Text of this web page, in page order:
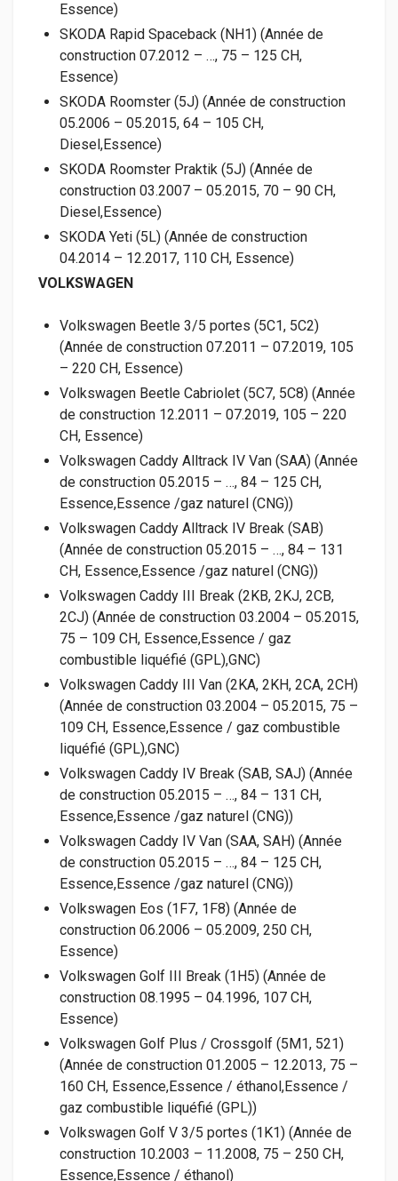
Essence)
SKODA Rapid Spaceback (NH1) (Année de
construction 07.2012 – …, 75 – 125 CH,
Essence)
SKODA Roomster (5J) (Année de construction
05.2006 – 05.2015, 64 – 105 CH,
Diesel,Essence)
SKODA Roomster Praktik (5J) (Année de
construction 03.2007 – 05.2015, 70 – 90 CH,
Diesel,Essence)
SKODA Yeti (5L) (Année de construction
04.2014 – 12.2017, 110 CH, Essence)
VOLKSWAGEN
Volkswagen Beetle 3/5 portes (5C1, 5C2)
(Année de construction 07.2011 – 07.2019, 105
– 220 CH, Essence)
Volkswagen Beetle Cabriolet (5C7, 5C8) (Année
de construction 12.2011 – 07.2019, 105 – 220
CH, Essence)
Volkswagen Caddy Alltrack IV Van (SAA) (Année
de construction 05.2015 – …, 84 – 125 CH,
Essence,Essence /gaz naturel (CNG))
Volkswagen Caddy Alltrack IV Break (SAB)
(Année de construction 05.2015 – …, 84 – 131
CH, Essence,Essence /gaz naturel (CNG))
Volkswagen Caddy III Break (2KB, 2KJ, 2CB,
2CJ) (Année de construction 03.2004 – 05.2015,
75 – 109 CH, Essence,Essence / gaz
combustible liquéfié (GPL),GNC)
Volkswagen Caddy III Van (2KA, 2KH, 2CA, 2CH)
(Année de construction 03.2004 – 05.2015, 75 –
109 CH, Essence,Essence / gaz combustible
liquéfié (GPL),GNC)
Volkswagen Caddy IV Break (SAB, SAJ) (Année
de construction 05.2015 – …, 84 – 131 CH,
Essence,Essence /gaz naturel (CNG))
Volkswagen Caddy IV Van (SAA, SAH) (Année
de construction 05.2015 – …, 84 – 125 CH,
Essence,Essence /gaz naturel (CNG))
Volkswagen Eos (1F7, 1F8) (Année de
construction 06.2006 – 05.2009, 250 CH,
Essence)
Volkswagen Golf III Break (1H5) (Année de
construction 08.1995 – 04.1996, 107 CH,
Essence)
Volkswagen Golf Plus / Crossgolf (5M1, 521)
(Année de construction 01.2005 – 12.2013, 75 –
160 CH, Essence,Essence / éthanol,Essence /
gaz combustible liquéfié (GPL))
Volkswagen Golf V 3/5 portes (1K1) (Année de
construction 10.2003 – 11.2008, 75 – 250 CH,
Essence,Essence / éthanol)